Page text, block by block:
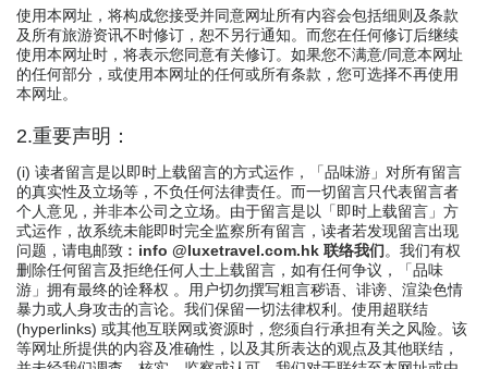
使用本网址，将构成您接受并同意网址所有内容会包括细则及条款
及所有旅游资讯不时修订，恕不另行通知。而您在任何修订后继续
使用本网址时，将表示您同意有关修订。如果您不满意/同意本网址
的任何部分，或使用本网址的任何或所有条款，您可选择不再使用
本网址。
2.重要声明：
(i) 读者留言是以即时上载留言的方式运作，「品味游」对所有留言
的真实性及立场等，不负任何法律责任。而一切留言只代表留言者
个人意见，并非本公司之立场。由于留言是以「即时上载留言」方
式运作，故系统未能即时完全监察所有留言，读者若发现留言出现
问题，请电邮致︰ info @luxetravel.com.hk 联络我们。我们有权
删除任何留言及拒绝任何人士上载留言，如有任何争议，「品味
游」拥有最终的诠释权 。用户切勿撰写粗言秽语、诽谤、渲染色情
暴力或人身攻击的言论。我们保留一切法律权利。使用超联结
(hyperlinks) 或其他互联网或资源时，您须自行承担有关之风险。该
等网址所提供的内容及准确性，以及其所表达的观点及其他联结，